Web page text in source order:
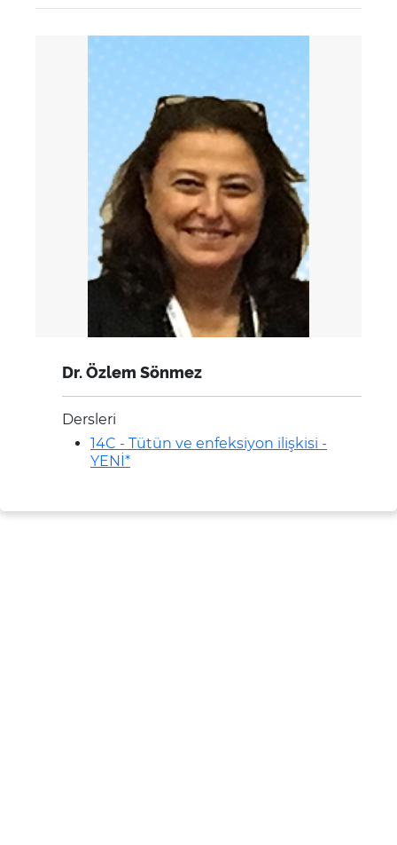
Dr. Özlem Sönmez
Dersleri
14C - Tütün ve enfeksiyon ilişkisi -
YENİ*